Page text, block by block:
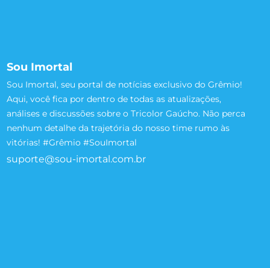
Sou Imortal
Sou Imortal, seu portal de notícias exclusivo do Grêmio!
Aqui, você fica por dentro de todas as atualizações,
análises e discussões sobre o Tricolor Gaúcho. Não perca
nenhum detalhe da trajetória do nosso time rumo às
vitórias! #Grêmio #SouImortal
suporte@sou-imortal.com.br